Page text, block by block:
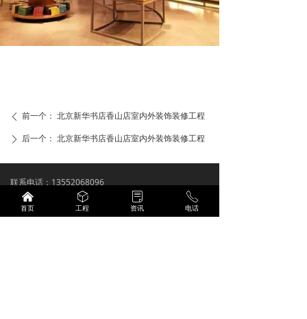
ꄴ 前一个： 北京新华书店香山店室内外装饰装修工程
ꄲ 后一个： 北京新华书店香山店室内外装饰装修工程
联系电话：13552068096
公司邮箱：2311280434@qq.com
公司地址：北京市昌平区南邵镇南邵地铁站C2口泰禾
낀
首页
ꁦ
工程
ꂓ
资讯
ꂅ
电话